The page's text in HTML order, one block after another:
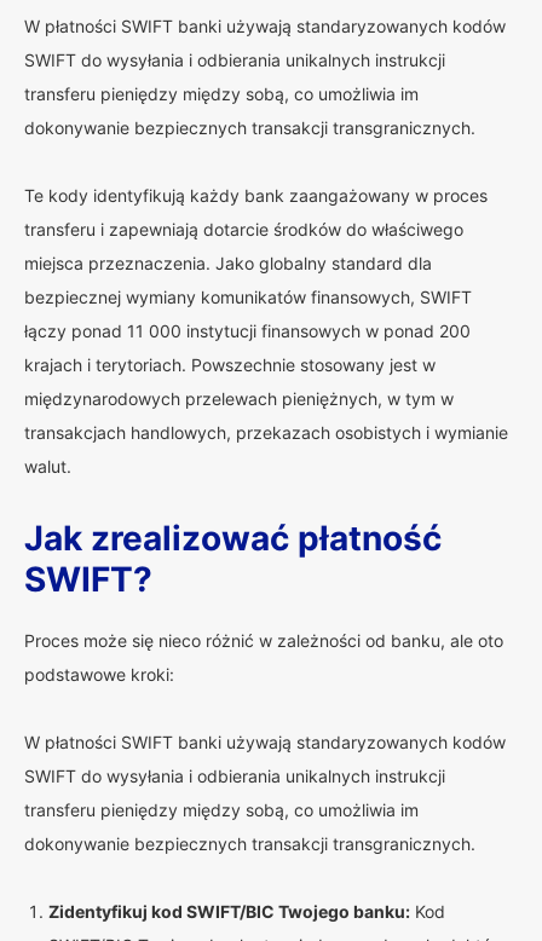
W płatności SWIFT banki używają standaryzowanych kodów
SWIFT do wysyłania i odbierania unikalnych instrukcji
transferu pieniędzy między sobą, co umożliwia im
dokonywanie bezpiecznych transakcji transgranicznych.
Te kody identyfikują każdy bank zaangażowany w proces
transferu i zapewniają dotarcie środków do właściwego
miejsca przeznaczenia. Jako globalny standard dla
bezpiecznej wymiany komunikatów finansowych, SWIFT
łączy ponad 11 000 instytucji finansowych w ponad 200
krajach i terytoriach. Powszechnie stosowany jest w
międzynarodowych przelewach pieniężnych, w tym w
transakcjach handlowych, przekazach osobistych i wymianie
walut.
Jak zrealizować płatność
SWIFT?
Proces może się nieco różnić w zależności od banku, ale oto
podstawowe kroki:
W płatności SWIFT banki używają standaryzowanych kodów
SWIFT do wysyłania i odbierania unikalnych instrukcji
transferu pieniędzy między sobą, co umożliwia im
dokonywanie bezpiecznych transakcji transgranicznych.
Zidentyfikuj kod SWIFT/BIC Twojego banku: Kod